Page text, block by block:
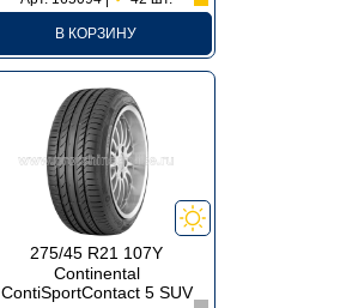
В КОРЗИНУ
275/45 R21 107Y
Continental
ContiSportContact 5 SUV